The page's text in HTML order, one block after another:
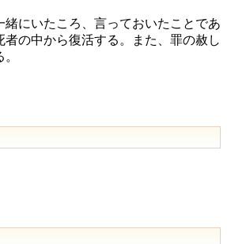
にいたころ、言っておいたことであ
の中から復活する。また、罪の赦し